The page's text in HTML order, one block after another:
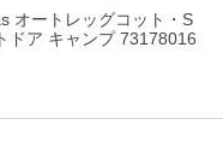
オートレッグコット・S
ドア キャンプ 73178016